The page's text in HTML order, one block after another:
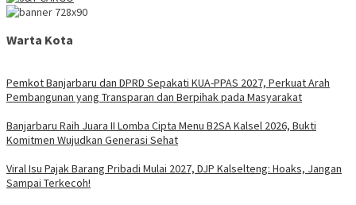
Warta Kota
Pemkot Banjarbaru dan DPRD Sepakati KUA-PPAS 2027, Perkuat Arah
Pembangunan yang Transparan dan Berpihak pada Masyarakat
Banjarbaru Raih Juara II Lomba Cipta Menu B2SA Kalsel 2026, Bukti
Komitmen Wujudkan Generasi Sehat
Viral Isu Pajak Barang Pribadi Mulai 2027, DJP Kalselteng: Hoaks, Jangan
Sampai Terkecoh!